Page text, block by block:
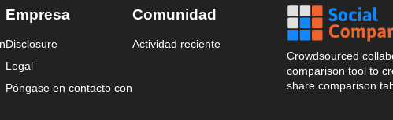
Empresa
Disclosure
Legal
Póngase en contacto con
Comunidad
Actividad reciente
Crowdsourced
comparison tool to
share comparison